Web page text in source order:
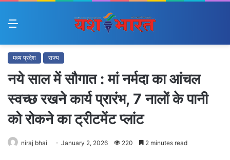
Menu
मध्य प्रदेश राज्य
नये साल में सौगात : मां नर्मदा का आंचल
स्वच्छ रखने कार्य प्रारंभ, 7 नालों के पानी
को रोकने का ट्रीटमेंट प्लांट
niraj bhai January 2, 2026 220 2 minutes read